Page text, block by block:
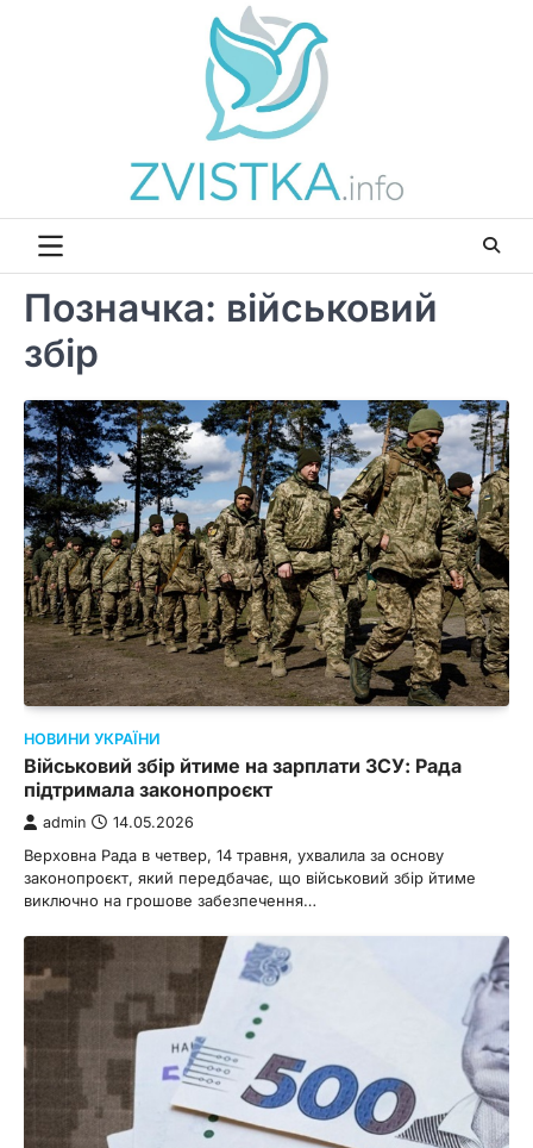
Позначка: військовий
збір
НОВИНИ УКРАЇНИ
Військовий збір йтиме на зарплати ЗСУ: Рада
підтримала законопроєкт
admin 14.05.2026
Верховна Рада в четвер, 14 травня, ухвалила за основу
законопроєкт, який передбачає, що військовий збір йтиме
виключно на грошове забезпечення…